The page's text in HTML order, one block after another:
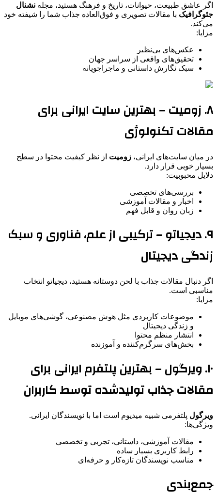
اگر عاشق طبیعت، حیوانات، تاریخ و فرهنگ هستید، مجله نشنال
جئوگرافیک با مقالات تصویری و فوق‌العاده جذاب شما را شیفته خود
می‌کند.
مزایا:
عکس‌های بی‌نظیر
تحقیق‌های واقعی از سراسر جهان
سبک نگارش داستانی و ماجراجویانه
۸. زومیت – بهترین سایت ایرانی برای
مقالات تکنولوژی
در میان سایت‌های ایرانی، زومیت از نظر کیفیت محتوا در سطح
بسیار خوبی قرار دارد.
دلایل محبوبیت:
بررسی‌های تخصصی
اخبار و مقالات آموزشی
زبان روان و قابل فهم
۹. دیجیاتو – ترکیبی از علم، فناوری و سبک
زندگی دیجیتال
اگر دنبال مقالات جذاب با لحن دوستانه هستید، دیجیاتو انتخاب
مناسبی است.
مزایا:
موضوعات کاربردی مثل هوش مصنوعی، گوشی‌های موبایل
و زندگی دیجیتال
انتشار منظم محتوا
بخش‌های سرگرم‌کننده و آموزنده
۱۰. ویرگول – بهترین پلتفرم ایرانی برای
مقالات جذاب تولیدشده توسط کاربران
ویرگول پلتفرمی شبیه میدیوم است اما با نویسندگان ایرانی.
ویژگی‌ها:
مقالات آموزشی، داستانی، تجربی و تخصصی
رابط کاربری بسیار ساده
مناسب نویسندگان تازه‌کار و حرفه‌ای
جمع‌بندی